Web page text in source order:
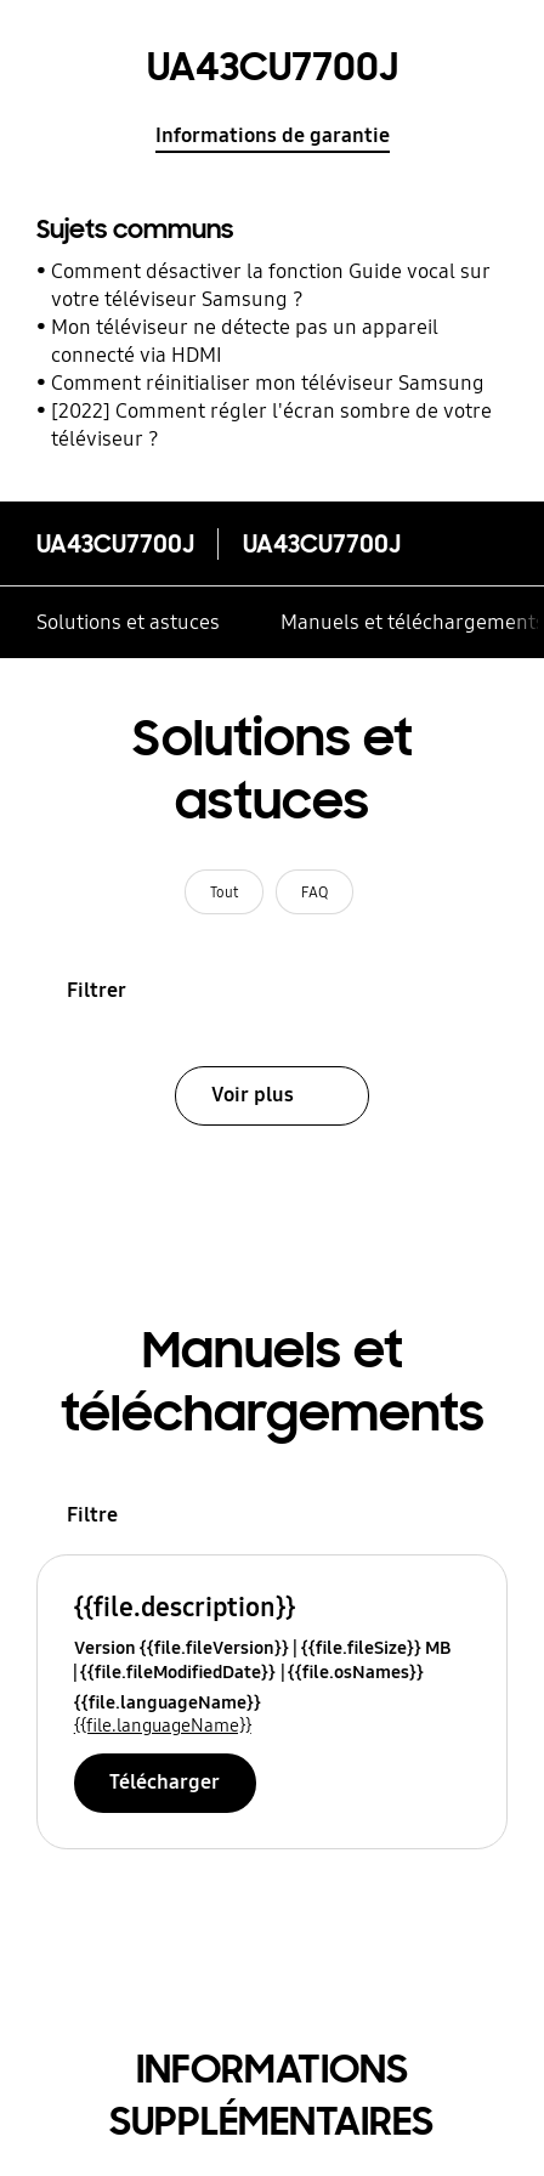
UA43CU7700J
Informations de garantie
Sujets communs
Comment désactiver la fonction Guide vocal sur
votre téléviseur Samsung ?
Mon téléviseur ne détecte pas un appareil
connecté via HDMI
Comment réinitialiser mon téléviseur Samsung
[2022] Comment régler l'écran sombre de votre
téléviseur ?
UA43CU7700J UA43CU7700J
Solutions et astuces Manuels et téléchargements
Solutions et
astuces
Tout FAQ
Filtrer
Voir plus
Manuels et
téléchargements
Filtre
{{file.description}}
Version {{file.fileVersion}} {{file.fileSize}} MB
{{file.fileModifiedDate}} {{file.osNames}}
{{file.languageName}}
{{file.languageName}}
Télécharger
INFORMATIONS
SUPPLÉMENTAIRES